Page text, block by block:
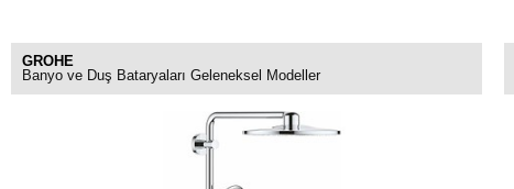
GROHE
Banyo ve Duş Bataryaları Geleneksel Modeller